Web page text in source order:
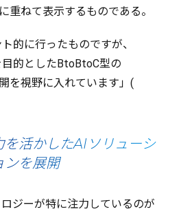
に重ねて表示するものである。
的に行ったものですが、
目的 としたBtoBtoC型の
を視野に入れています」(
を活かしたAIソリューシ
ンを展開
ジーが特に注力 しているのが